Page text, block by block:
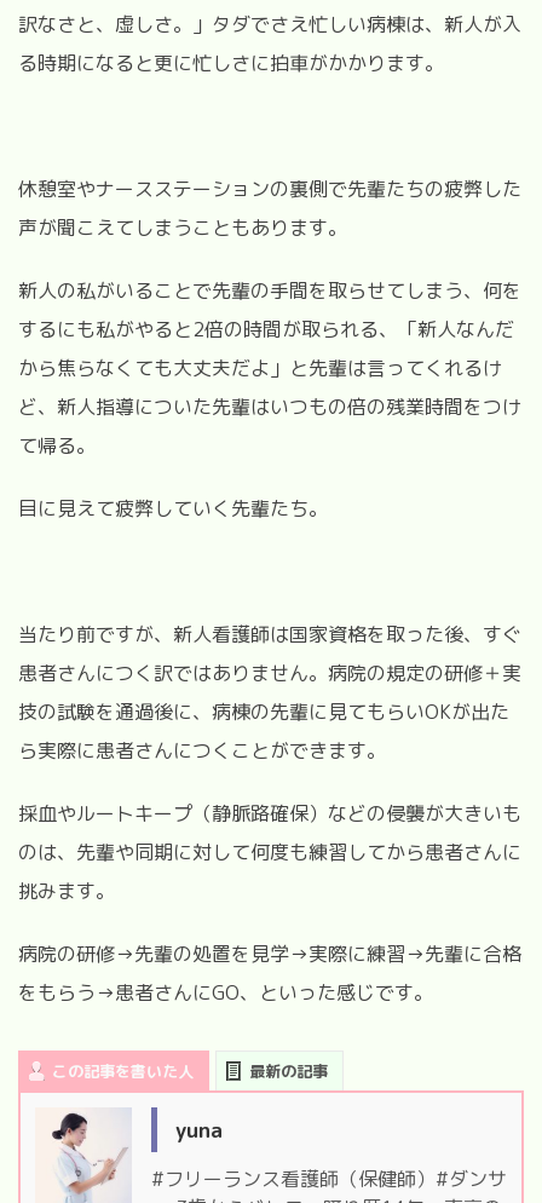
訳なさと、虚しさ。」タダでさえ忙しい病棟は、新人が入
る時期になると更に忙しさに拍車がかかります。
休憩室やナースステーションの裏側で先輩たちの疲弊した
声が聞こえてしまうこともあります。
新人の私がいることで先輩の手間を取らせてしまう、何を
するにも私がやると2倍の時間が取られる、「新人なんだ
から焦らなくても大丈夫だよ」と先輩は言ってくれるけ
ど、新人指導についた先輩はいつもの倍の残業時間をつけ
て帰る。
目に見えて疲弊していく先輩たち。
当たり前ですが、新人看護師は国家資格を取った後、すぐ
患者さんにつく訳ではありません。病院の規定の研修＋実
技の試験を通過後に、病棟の先輩に見てもらいOKが出た
ら実際に患者さんにつくことができます。
採血やルートキープ（静脈路確保）などの侵襲が大きいも
のは、先輩や同期に対して何度も練習してから患者さんに
挑みます。
病院の研修→先輩の処置を見学→実際に練習→先輩に合格
をもらう →患者さんにGO、といった感じです。
この記事を書いた人 最新の記事
yuna
#フリーランス看護師（保健師）#ダンサ